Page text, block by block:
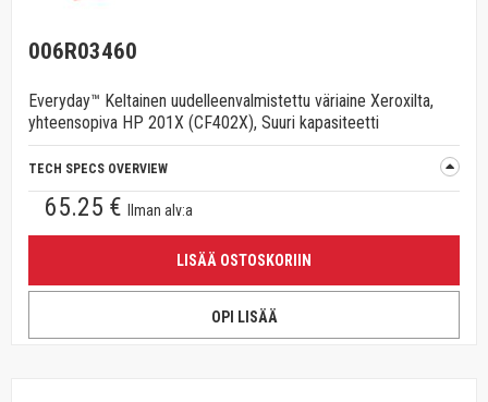
006R03460
Everyday™ Keltainen uudelleenvalmistettu väriaine Xeroxilta,
yhteensopiva HP 201X (CF402X), Suuri kapasiteetti
TECH SPECS OVERVIEW
65.25 € Ilman alv:a
LISÄÄ OSTOSKORIIN
OPI LISÄÄ